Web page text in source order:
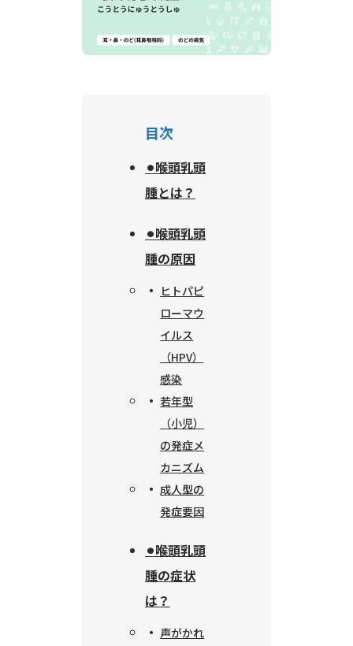
目次
⚫︎喉頭乳頭
腫とは？
⚫︎喉頭乳頭
腫の原因
ヒトパピ
ローマウ
イルス
（HPV）
感染
若年型
（小児）
の発症メ
カニズム
成人型の
発症要因
⚫︎喉頭乳頭
腫の症状
は？
声がかれ